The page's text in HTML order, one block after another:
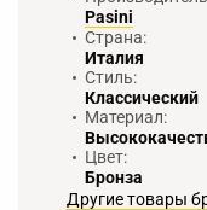
Pasini
Страна:
Италия
Стиль:
Классический
Материал:
Цвет:
Бронза
Другие товары